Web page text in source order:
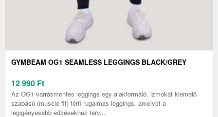
GYMBEAM OG1 SEAMLESS LEGGINGS BLACK/GREY
12 990 Ft
Az OG1 varrásmentes leggings egy alakformáló, izmokat kiemelő
szabású (muscle fit) férfi rugalmas leggings, amelyet a
legigényesebb edzésekhez terv...